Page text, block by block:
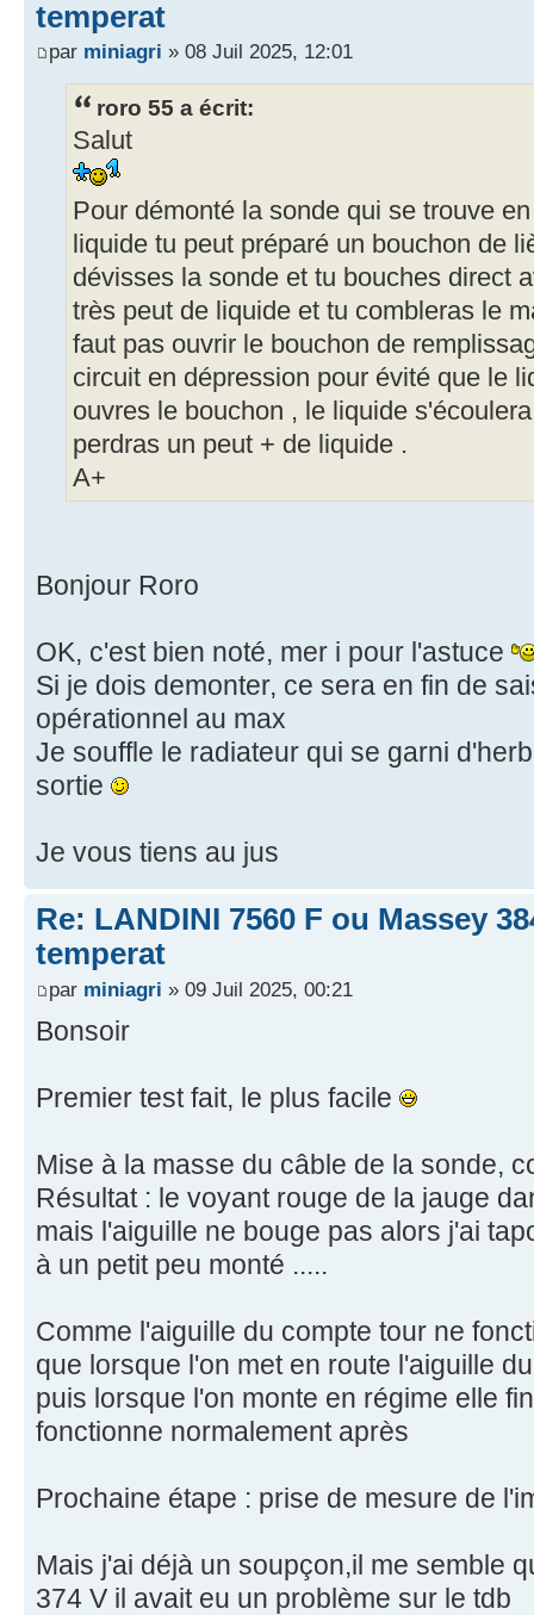
temperat
par miniagri » 08 Juil 2025, 12:01
roro 55 a écrit:
Salut
Pour démonté la sonde qui se trouve
liquide tu peut préparé un bouchon de
dévisses la sonde et tu bouches direct
très peut de liquide et tu combleras le
faut pas ouvrir le bouchon de
circuit en dépression pour évité que le
ouvres le bouchon , le liquide
perdras un peut + de liquide .
A+
Bonjour Roro
OK, c'est bien noté, mer i pour l'astuce
Si je dois demonter, ce sera en fin de
opérationnel au max
Je souffle le radiateur qui se garni
sortie
Je vous tiens au jus
Re: LANDINI 7560 F ou Massey
temperat
par miniagri » 09 Juil 2025, 00:21
Bonsoir
Premier test fait, le plus facile
Mise à la masse du câble de la sonde,
Résultat : le voyant rouge de la jauge
mais l'aiguille ne bouge pas alors j'ai
à un petit peu monté .....
Comme l'aiguille du compte tour ne
que lorsque l'on met en route l'aiguille
puis lorsque l'on monte en régime elle
fonctionne normalement après
Prochaine étape : prise de mesure de
Mais j'ai déjà un soupçon,il me semble
374 V il avait eu un problème sur le tdb